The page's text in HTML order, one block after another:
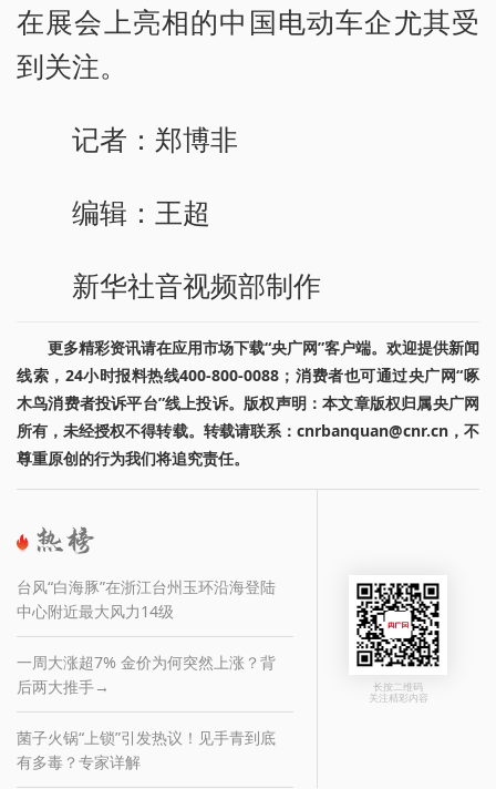
在展会上亮相的中国电动车企尤其受
到关注。
记者：郑博非
编辑：王超
新华社音视频部制作
更多精彩资讯请在应用市场下载“央广网”客户端。欢迎提供新闻
线索，24小时报料热线400-800-0088；消费者也可通过央广网“啄
木鸟消费者投诉平台”线上投诉。版权声明：本文章版权归属央广网
所有，未经授权不得转载。转载请联系：cnrbanquan@cnr.cn，不
尊重原创的行为我们将追究责任。
台风“白海豚”在浙江台州玉环沿海登陆
中心附近最大风力14级
一周大涨超7% 金价为何突然上涨？背
后两大推手→
菌子火锅“上锁”引发热议！见手青到底
有多毒？专家详解
长按二维码
关注精彩内容